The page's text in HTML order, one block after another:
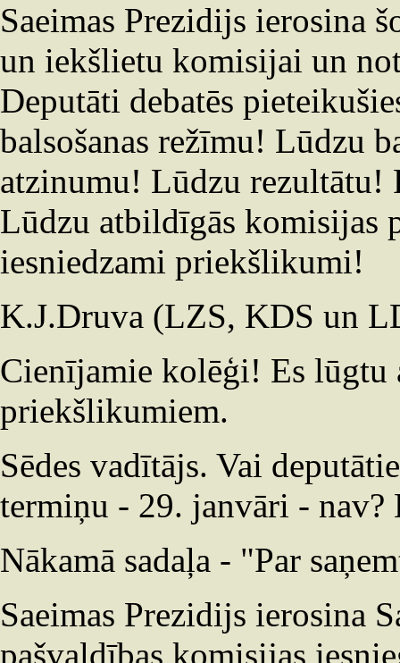
Saeimas Prezidijs ierosina
un iekšlietu komisijai un
Deputāti debatēs
balsošanas režīmu! Lūdzu
atzinumu! Lūdzu rezultātu!
Lūdzu atbildīgās komisijas
iesniedzami priekšlikumi!
K.J.Druva (LZS, KDS un
Cienījamie kolēģi! Es
priekšlikumiem.
Sēdes vadītājs. Vai
termiņu - 29. janvāri - nav?
Nākamā sadaļa - "Par
Saeimas Prezidijs ierosina
pašvaldības komisijas